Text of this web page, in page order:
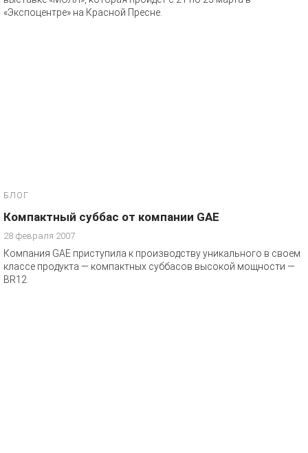
«Экспоцентре» на Красной Пресне.
БЛОГ
Компактный суббас от компании GAE
28 февраля 2007
Компания GAE приступила к производству уникального в своем
классе продукта — компактных суббасов высокой мощности —
BR12.